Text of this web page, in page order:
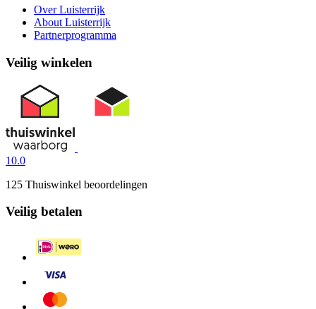
Over Luisterrijk
About Luisterrijk
Partnerprogramma
Veilig winkelen
10.0
125 Thuiswinkel beoordelingen
Veilig betalen